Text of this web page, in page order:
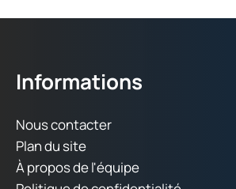
Informations
Nous contacter
Plan du site
À propos de l'équipe